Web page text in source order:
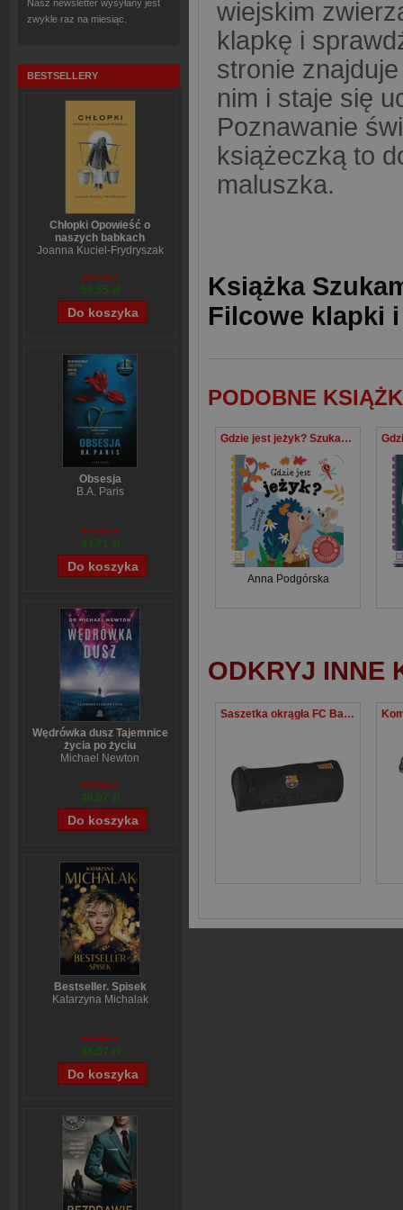
Nasz newsletter wysyłany jest
zwykle raz na miesiąc.
BESTSELLERY
Chłopki Opowieść o
naszych babkach
Joanna Kuciel-Frydryszak
70,44 zł
56,55 zł
Obsesja
B.A. Paris
54,39 zł
43,71 zł
Wędrówka dusz Tajemnice
życia po życiu
Michael Newton
59,84 zł
48,07 zł
Bestseller. Spisek
Katarzyna Michalak
59,84 zł
48,07 zł
wiejskim
klapkę i
stronie
nim i staje się
Poznawanie
książeczką to
maluszka.
Książka
Filcowe klapki
PODOBNE
Gdzie jest jeżyk? Szukamy zwierząt (Filcowe klapki i lusterko)
Anna Podgórska
ODKRYJ INNE
Saszetka okrągła FC Barcelona The Best Team 3 FC-70